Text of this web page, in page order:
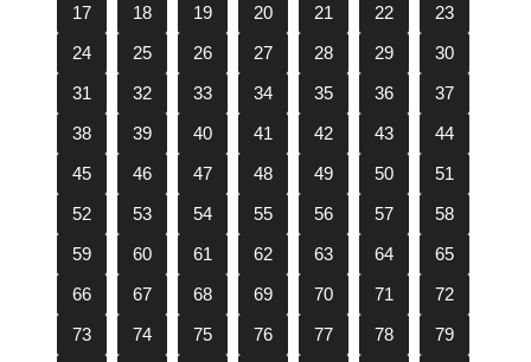
17
18 19 20 21 22
23
24
25 26 27 28 29
30
31
32 33 34 35 36
37
38
39 40 41 42 43
44
45
46 47 48 49 50
51
52
53 54 55 56 57
58
59
60 61 62 63 64
65
66
67 68 69 70 71
72
73
74 75 76 77 78
79